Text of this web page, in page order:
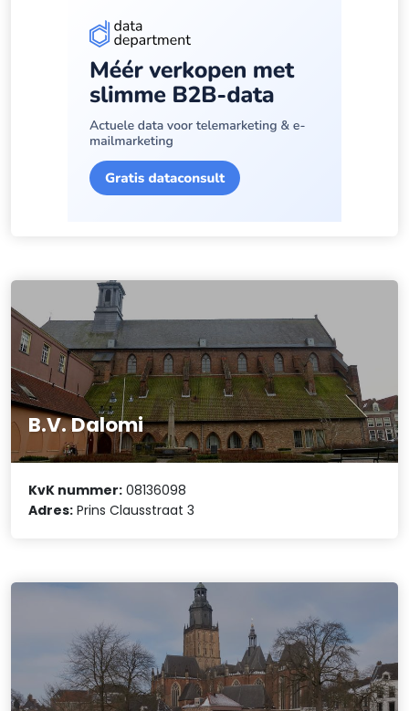
B.V. Dalomi
KvK nummer: 08136098
Adres: Prins Clausstraat 3